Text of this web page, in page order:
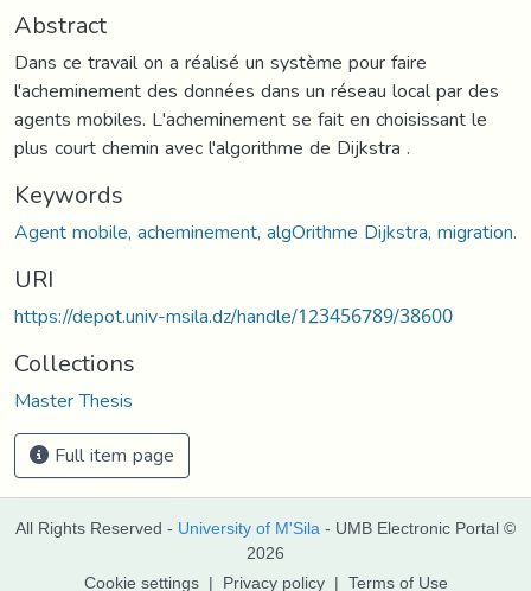
Abstract
Dans ce travail on a réalisé un système pour faire
l'acheminement des données dans un réseau local par des
agents mobiles. L'acheminement se fait en choisissant le
plus court chemin avec l'algorithme de Dijkstra .
Keywords
Agent mobile, acheminement, algOrithme Dijkstra, migration.
URI
https://depot.univ-msila.dz/handle/123456789/38600
Collections
Master Thesis
Full item page
All Rights Reserved - University of M'Sila - UMB Electronic Portal ©
2026
Cookie settings | Privacy policy | Terms of Use